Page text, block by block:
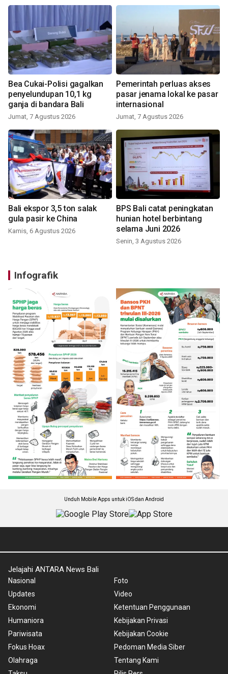
Bea Cukai-Polisi gagalkan
penyelundupan 10,1 kg
ganja di bandara Bali
Jumat, 7 Agustus 2026
Pemerintah perluas akses
pasar jenama lokal ke pasar
internasional
Jumat, 7 Agustus 2026
Bali ekspor 3,5 ton salak
gula pasir ke China
Kamis, 6 Agustus 2026
BPS Bali catat peningkatan
hunian hotel berbintang
selama Juni 2026
Senin, 3 Agustus 2026
Infografik
Unduh Mobile Apps untuk iOS dan Android
Jelajahi ANTARA News Bali
Nasional
Updates
Ekonomi
Humaniora
Pariwisata
Fokus Hoax
Olahraga
Foto
Video
Ketentuan Penggunaan
Kebijakan Privasi
Kebijakan Cookie
Pedoman Media Siber
Tentang Kami